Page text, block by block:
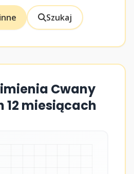
Szukaj
Cwany
12 miesiącach